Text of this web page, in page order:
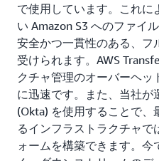
で使用しています。これに
い Amazon S3 へのファイ
安全かつ一貫性のある、フ
受けられます。AWS
クチャ管理のオーバーヘッ
に迅速です。また、当社が
(Okta) を使用することで
るインフラストラクチャで
ォームを構築できます。